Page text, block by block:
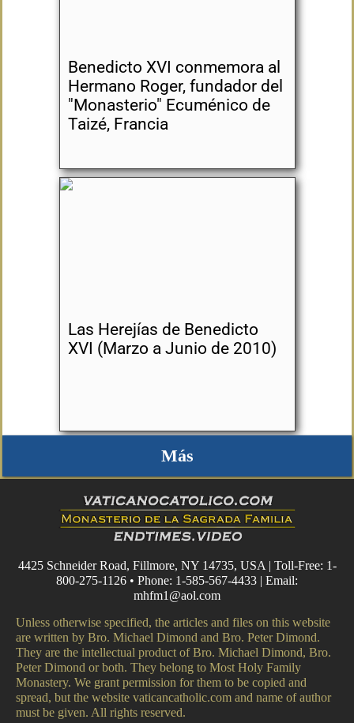
Benedicto XVI conmemora al
Hermano Roger, fundador del
"Monasterio" Ecuménico de
Taizé, Francia
Las Herejías de Benedicto
XVI (Marzo a Junio de 2010)
Más
4425 Schneider Road, Fillmore, NY 14735, USA | Toll-Free: 1-
800-275-1126 • Phone: 1-585-567-4433 | Email:
mhfm1@aol.com
Unless otherwise specified, the articles and files on this website
are written by Bro. Michael Dimond and Bro. Peter Dimond.
They are the intellectual product of Bro. Michael Dimond, Bro.
Peter Dimond or both. They belong to Most Holy Family
Monastery. We grant permission for them to be copied and
spread, but the website vaticancatholic.com and name of author
must be given. All rights reserved.